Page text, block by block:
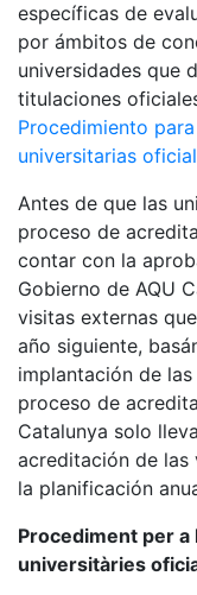
específicas de
por ámbitos de
universidades que
titulaciones
Procedimiento
universitarias
Antes de que las
proceso de
contar con la
Gobierno de AQU
visitas externas
año siguiente,
implantación de
proceso de
Catalunya solo
acreditación de las
la planificación
Procediment per a
universitàries